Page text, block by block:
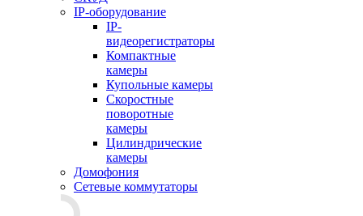
IP-оборудование
IP-
видеорегистраторы
Компактные
камеры
Купольные камеры
Скоростные
поворотные
камеры
Цилиндрические
камеры
Домофония
Сетевые коммутаторы